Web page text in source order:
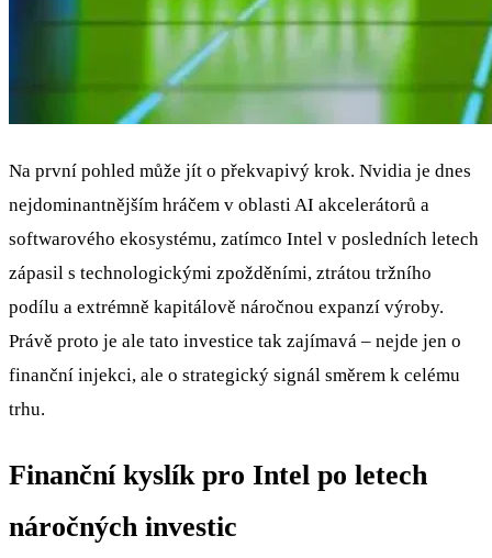
Na první pohled může jít o překvapivý krok. Nvidia je dnes
nejdominantnějším hráčem v oblasti AI akcelerátorů a
softwarového ekosystému, zatímco Intel v posledních letech
zápasil s technologickými zpožděními, ztrátou tržního
podílu a extrémně kapitálově náročnou expanzí výroby.
Právě proto je ale tato investice tak zajímavá – nejde jen o
finanční injekci, ale o strategický signál směrem k celému
trhu.
Finanční kyslík pro Intel po letech
náročných investic